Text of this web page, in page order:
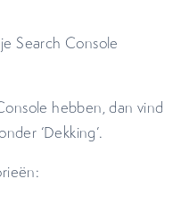
Search Console
hebben, dan vind
‘Dekking’.